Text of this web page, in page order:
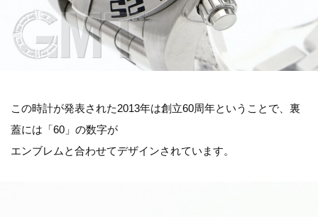
この時計が発表された2013年は創立60周年ということで、裏
蓋には「60」の数字が
エンブレムと合わせてデザインされています。